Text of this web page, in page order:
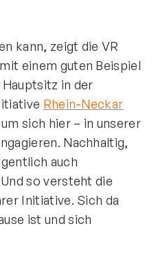
kann, zeigt die VR
einem guten Beispiel
in der
Rhein-Neckar
sich hier – in unserer
Nachhaltig,
auch
so versteht die
Initiative. Sich da
ist und sich